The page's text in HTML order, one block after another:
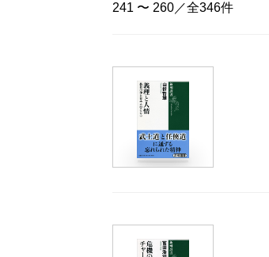
241 〜 260／全346件